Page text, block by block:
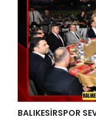
BALIKESİRSPOR